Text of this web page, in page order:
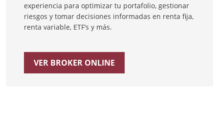
experiencia para optimizar tu portafolio, gestionar
riesgos y tomar decisiones informadas en renta fija,
renta variable, ETF’s y más.
VER BROKER ONLINE